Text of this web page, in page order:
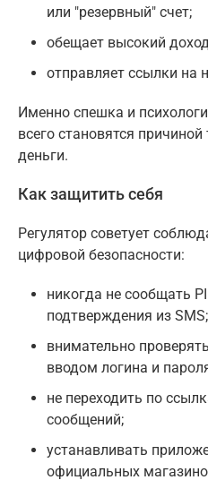
или "резервный" счет;
обещает высокий
отправляет ссылки на
Именно спешка и
всего становятся
деньги.
Как защитить себя
Регулятор советует
цифровой безопасности:
никогда не сообщать
подтверждения из SMS;
внимательно
вводом логина и
не переходить по
сообщений;
устанавливать
официальных